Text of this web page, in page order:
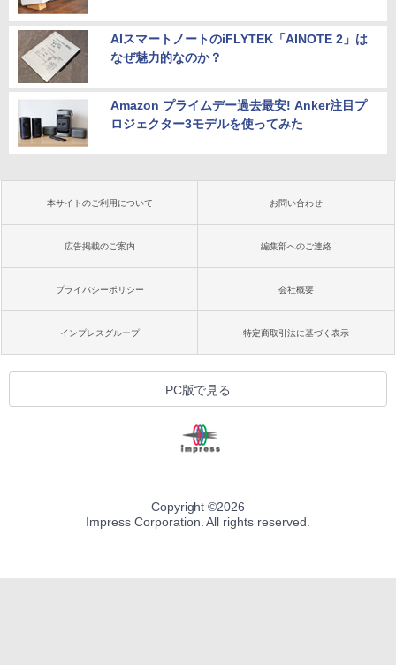
AIスマートノートのiFLYTEK「AINOTE 2」は
なぜ魅力的なのか？
Amazon プライムデー過去最安! Anker注目プ
ロジェクター3モデルを使ってみた
本サイトのご利用について お問い合わせ
広告掲載のご案内 編集部へのご連絡
プライバシーポリシー 会社概要
インプレスグループ 特定商取引法に基づく表示
PC版で見る
Copyright ©2026
Impress Corporation. All rights reserved.